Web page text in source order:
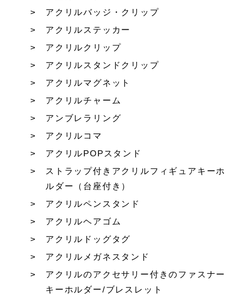
アクリルバッジ・クリップ
アクリルステッカー
アクリルクリップ
アクリルスタンドクリップ
アクリルマグネット
アクリルチャーム
アンブレラリング
アクリルコマ
アクリルPOPスタンド
ストラップ付きアクリルフィギュアキーホ
ルダー（台座付き）
アクリルペンスタンド
アクリルヘアゴム
アクリルドッグタグ
アクリルメガネスタンド
アクリルのアクセサリー付きのファスナー
キーホルダー/ブレスレット